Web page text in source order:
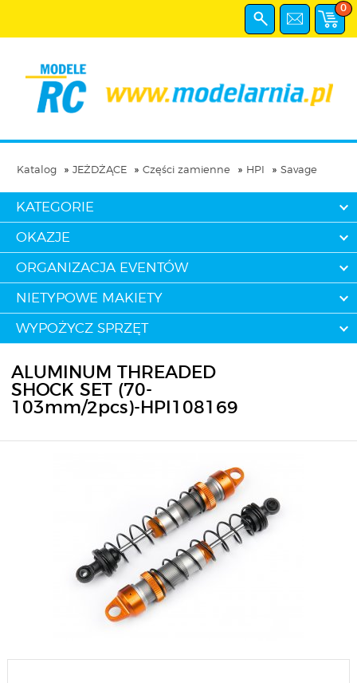
0
Katalog JEŻDŻĄCE Części zamienne HPI Savage
KATEGORIE
OKAZJE
ORGANIZACJA EVENTÓW
NIETYPOWE MAKIETY
WYPOŻYCZ SPRZĘT
ALUMINUM THREADED
SHOCK SET (70-
103mm/2pcs)-HPI108169